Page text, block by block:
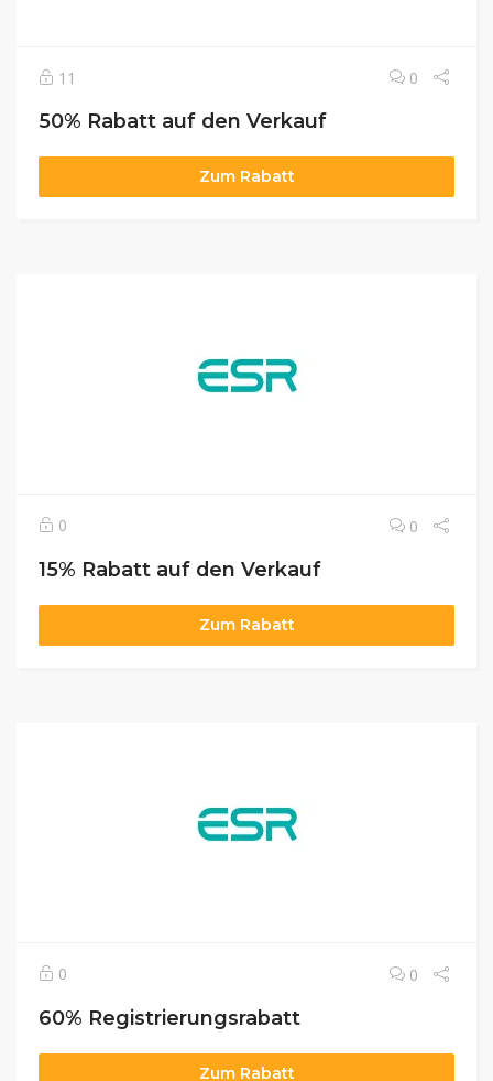
11 0
50% Rabatt auf den Verkauf
Zum Rabatt
0 0
15% Rabatt auf den Verkauf
Zum Rabatt
0 0
60% Registrierungsrabatt
Zum Rabatt